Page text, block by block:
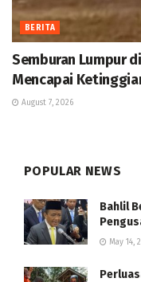
BERITA
Semburan Lumpur
Mencapai
August 7, 2026
POPULAR NEWS
Bahlil
May 14,